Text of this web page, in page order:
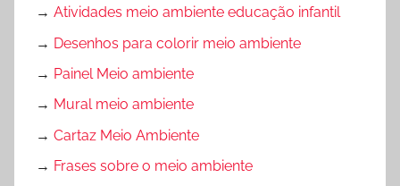
→ Atividades meio ambiente educação infantil
→ Desenhos para colorir meio ambiente
→ Painel Meio ambiente
→ Mural meio ambiente
→ Cartaz Meio Ambiente
→ Frases sobre o meio ambiente